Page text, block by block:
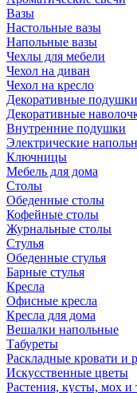
Вазы
Настольные вазы
Напольные вазы
Чехлы для мебели
Чехол на диван
Чехол на кресло
Декоративные подушки
Декоративные
Внутренние подушки
Электрические
Ключницы
Мебель для дома
Столы
Обеденные столы
Кофейные столы
Журнальные столы
Стулья
Обеденные стулья
Барные стулья
Кресла
Офисные кресла
Кресла для дома
Вешалки напольные
Табуреты
Раскладные кровати и
Искусственные цветы
Растения, кусты, мох и